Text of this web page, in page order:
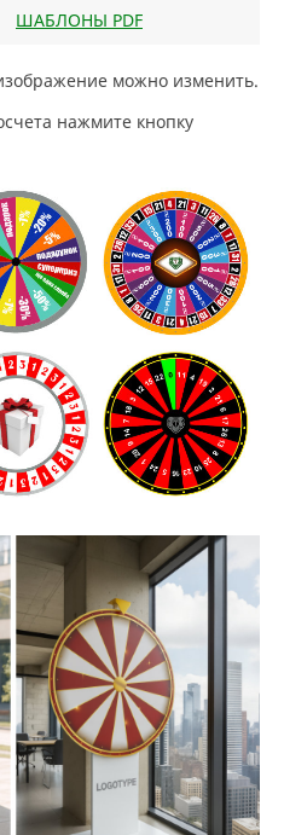
ШАБЛОНЫ PDF
можно изменить.
нажмите кнопку